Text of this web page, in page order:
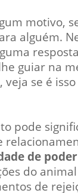
motivo,
alguém.
guiar na
se é
pode
de
do
de